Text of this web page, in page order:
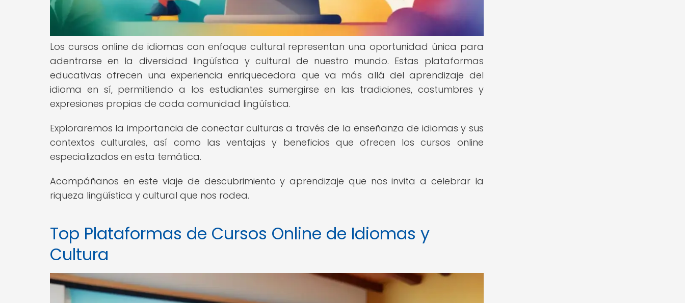
Los cursos online de idiomas con enfoque cultural representan una oportunidad única para
adentrarse en la diversidad lingüística y cultural de nuestro mundo. Estas plataformas
educativas ofrecen una experiencia enriquecedora que va más allá del aprendizaje del
idioma en sí, permitiendo a los estudiantes sumergirse en las tradiciones, costumbres y
expresiones propias de cada comunidad lingüística.
Exploraremos la importancia de conectar culturas a través de la enseñanza de idiomas y sus
contextos culturales, así como las ventajas y beneficios que ofrecen los cursos online
especializados en esta temática.
Acompáñanos en este viaje de descubrimiento y aprendizaje que nos invita a celebrar la
riqueza lingüística y cultural que nos rodea.
Top Plataformas de Cursos Online de Idiomas y
Cultura